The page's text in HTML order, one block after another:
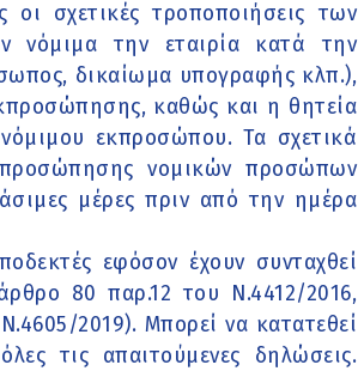
σχετικές τροποποιήσεις των
νόμιμα την εταιρία κατά την
δικαίωμα υπογραφής κλπ.),
καθώς και η θητεία
εκπροσώπου. Τα σχετικά
νομικών προσώπων
μέρες πριν από την ημέρα
εφόσον έχουν συνταχθεί
80 παρ.12 του Ν.4412/2016,
2019). Μπορεί να κατατεθεί
τις απαιτούμενες δηλώσεις.